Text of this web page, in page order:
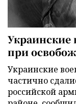
Украинские
при
Украинские
частично
российской